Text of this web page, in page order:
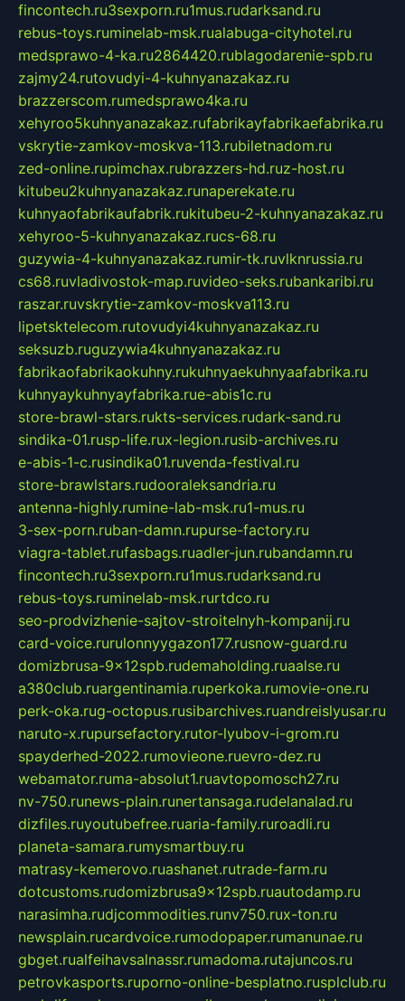
fincontech.ru3sexporn.ru1mus.rudarksand.ru
rebus-toys.ruminelab-msk.rualabuga-cityhotel.ru
medsprawo-4-ka.ru2864420.rublagodarenie-spb.ru
zajmy24.rutovudyi-4-kuhnyanazakaz.ru
brazzerscom.rumedsprawo4ka.ru
xehyroo5kuhnyanazakaz.rufabrikayfabrikaefabrika.ru
vskrytie-zamkov-moskva-113.rubiletnadom.ru
zed-online.rupimchax.rubrazzers-hd.ruz-host.ru
kitubeu2kuhnyanazakaz.runaperekate.ru
kuhnyaofabrikaufabrik.rukitubeu-2-kuhnyanazakaz.ru
xehyroo-5-kuhnyanazakaz.rucs-68.ru
guzywia-4-kuhnyanazakaz.rumir-tk.ruvlknrussia.ru
cs68.ruvladivostok-map.ruvideo-seks.rubankaribi.ru
raszar.ruvskrytie-zamkov-moskva113.ru
lipetsktelecom.rutovudyi4kuhnyanazakaz.ru
seksuzb.ruguzywia4kuhnyanazakaz.ru
fabrikaofabrikaokuhny.rukuhnyaekuhnyaafabrika.ru
kuhnyaykuhnyayfabrika.rue-abis1c.ru
store-brawl-stars.rukts-services.rudark-sand.ru
sindika-01.rusp-life.rux-legion.rusib-archives.ru
e-abis-1-c.rusindika01.ruvenda-festival.ru
store-brawlstars.rudooraleksandria.ru
antenna-highly.rumine-lab-msk.ru1-mus.ru
3-sex-porn.ruban-damn.rupurse-factory.ru
viagra-tablet.rufasbags.ruadler-jun.rubandamn.ru
fincontech.ru3sexporn.ru1mus.rudarksand.ru
rebus-toys.ruminelab-msk.rurtdco.ru
seo-prodvizhenie-sajtov-stroitelnyh-kompanij.ru
card-voice.rurulonnyygazon177.rusnow-guard.ru
domizbrusa-9x12spb.rudemaholding.ruaalse.ru
a380club.ruargentinamia.ruperkoka.rumovie-one.ru
perk-oka.rug-octopus.rusibarchives.ruandreislyusar.ru
naruto-x.rupursefactory.rutor-lyubov-i-grom.ru
spayderhed-2022.rumovieone.ruevro-dez.ru
webamator.ruma-absolut1.ruavtopomosch27.ru
nv-750.runews-plain.runertansaga.rudelanalad.ru
dizfiles.ruyoutubefree.ruaria-family.ruroadli.ru
planeta-samara.rumysmartbuy.ru
matrasy-kemerovo.ruashanet.rutrade-farm.ru
dotcustoms.rudomizbrusa9x12spb.ruautodamp.ru
narasimha.rudjcommodities.runv750.rux-ton.ru
newsplain.rucardvoice.rumodopaper.rumanunae.ru
gbget.rualfeihavsalnassr.rumadoma.rutajuncos.ru
petrovkasports.ruporno-online-besplatno.rusplclub.ru